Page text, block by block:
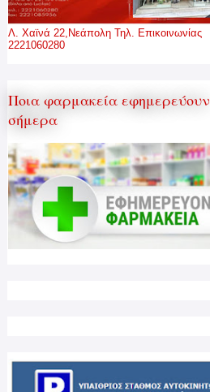
Λ. Χαϊνά 22,Νεάπολη Τηλ. Επικοινωνίας
2221060280
Ποια φαρμακεία εφημερεύουν
σήμερα